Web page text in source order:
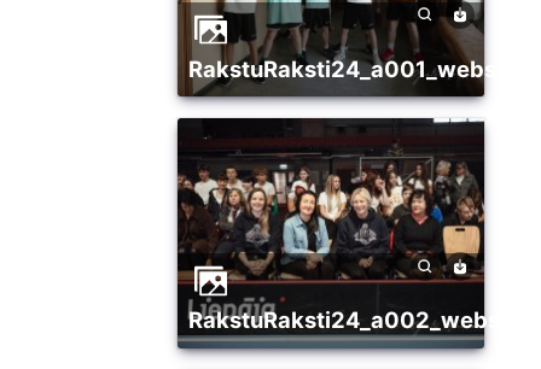
RakstuRaksti24_a001_websize
RakstuRaksti24_a002_websize